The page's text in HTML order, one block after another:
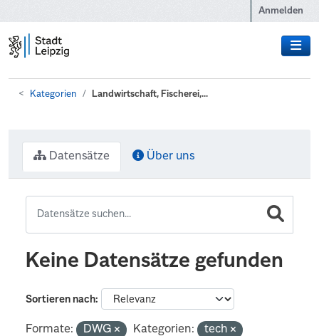
Anmelden
Kategorien Landwirtschaft, Fischerei,...
Datensätze Über uns
Keine Datensätze gefunden
Sortieren nach
Formate: DWG Kategorien:
tech